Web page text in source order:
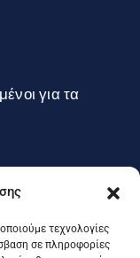
τεχνολογίες
σε πληροφορίες
για τα